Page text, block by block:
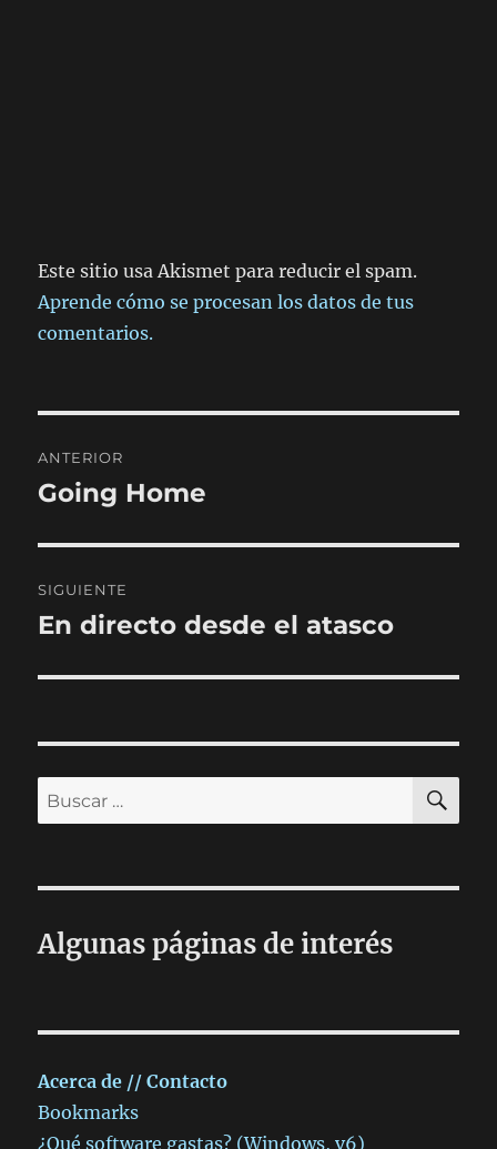
Este sitio usa Akismet para reducir el spam.
Aprende cómo se procesan los datos de tus
comentarios.
de
ANTERIOR
Entrada
Going Home
SIGUIENTE
Entrada
En directo desde el atasco
Buscar
por:
Algunas páginas de interés
Acerca de // Contacto
Bookmarks
¿Qué software gastas? (Windows, v6)